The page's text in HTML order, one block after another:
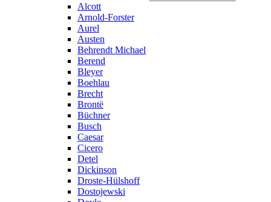
Alcott
Arnold-Forster
Aurel
Austen
Behrendt Michael
Berend
Bleyer
Boehlau
Brecht
Brontë
Büchner
Busch
Caesar
Cicero
Detel
Dickinson
Droste-Hülshoff
Dostojewski